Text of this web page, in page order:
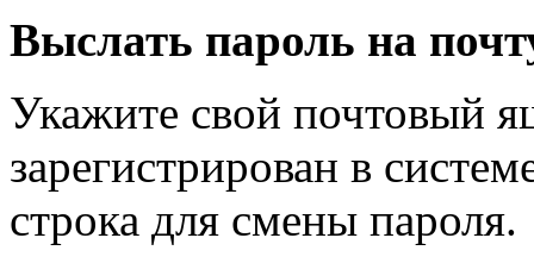
Выслать пароль на
Укажите свой почтовый
зарегистрирован в
строка для смены пароля.